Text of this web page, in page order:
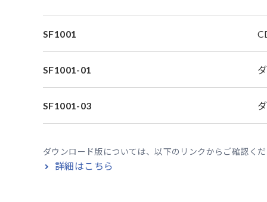
SF1001
SF1001-01
SF1001-03
ダウンロード版については、以下のリンクからご確認く
詳細はこちら